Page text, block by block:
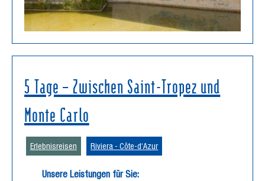
5 Tage – Zwischen Saint-Tropez und
Monte Carlo
Erlebnisreisen Riviera - Côte-d‘Azur
Unsere Leistungen für Sie: